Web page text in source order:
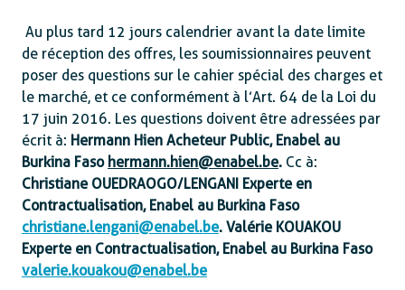
Au plus tard 12 jours calendrier avant la date limite
de réception des offres, les soumissionnaires peuvent
poser des questions sur le cahier spécial des charges et
le marché, et ce conformément à l’Art. 64 de la Loi du
17 juin 2016. Les questions doivent être adressées par
écrit à : Hermann Hien Acheteur Public, Enabel au
Burkina Faso hermann.hien@enabel.be. Cc à :
Christiane OUEDRAOGO/LENGANI Experte en
Contractualisation, Enabel au Burkina Faso
christiane.lengani@enabel.be. Valérie KOUAKOU
Experte en Contractualisation, Enabel au Burkina Faso
valerie.kouakou@enabel.be